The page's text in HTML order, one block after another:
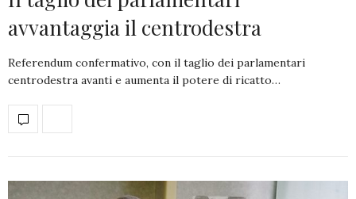
avvantaggia il centrodestra
Referendum confermativo, con il taglio dei parlamentari
centrodestra avanti e aumenta il potere di ricatto…